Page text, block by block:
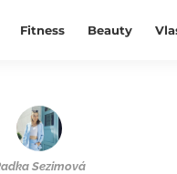
Fitness Beauty
Sezimová